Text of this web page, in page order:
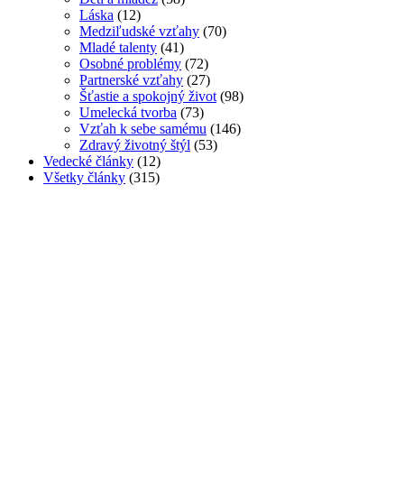
Láska (12)
Medziľudské vzťahy (70)
Mladé talenty (41)
Osobné problémy (72)
Partnerské vzťahy (27)
Šťastie a spokojný život (98)
Umelecká tvorba (73)
Vzťah k sebe samému (146)
Zdravý životný štýl (53)
Vedecké články (12)
Všetky články (315)